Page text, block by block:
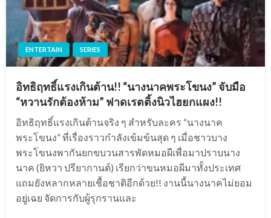
ENTERTAIN SERIES
อิทธิฤทธิ์แรงเกินต้าน!! “นางนาคพระโขนง” จับมือ
“หวานรักต้องห้าม” ฟาดเรตติ้งนิวไฮยกแผง!!
อิทธิฤทธิ์แรงเกินต้านจริง ๆ สำหรับละคร “นางนาค
พระโขนง” ที่เรื่องราวกำลังเข้มข้นสุด ๆ เมื่อชาวบาง
พระโขนงพากันยกขบวนสารพัดหมอผีเพื่อมาปราบนาง
นาค (ยิหวา ปรียากานต์) เรียกว่าขนหมอผีมาทั้งประเทศ
แถมยังหลากหลายเชื้อชาติอีกด้วย!! งานนี้นางนาคไม่ยอม
อยู่เฉย จัดการกับผู้รุกรานและ